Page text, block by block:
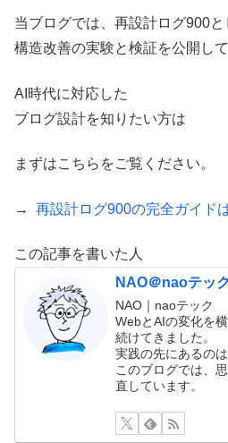
当ブログでは、再設計ログ900と
構造改善の実験と検証を公開して
AI時代に対応した
ブログ設計を知りたい方は
まずはこちらをご覧ください。
→ 再設計ログ900の完全ガイド
この記事を書いた人
NAO＠naoテック
NAO｜naoテック
WebとAIの変化を
続けてきました。
実践の先にあるの
このブログでは、
直しています。